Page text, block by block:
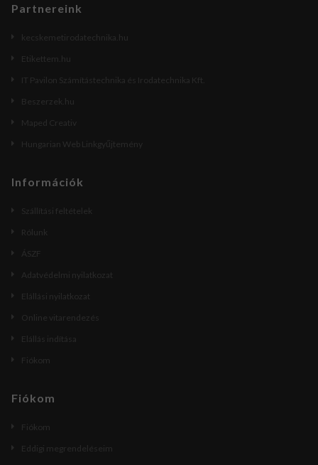
Partnereink
kecskemetirodatechnika.hu
Etikettem.hu
IT Pavilon Számítástechnika és Irodatechnika Kft.
Beszerzek.hu
Maped Creativ
Hungarian Web Linkgyűjtemény
Információk
Szállítási feltételek
Rólunk
ÁSZF
Adatvédelmi nyilatkozat
Elállási nyilatkozat
Online vitarendezés
Elállás indítása
Fiókom
Fiókom
Fiókom
Eddigi megrendeléseim